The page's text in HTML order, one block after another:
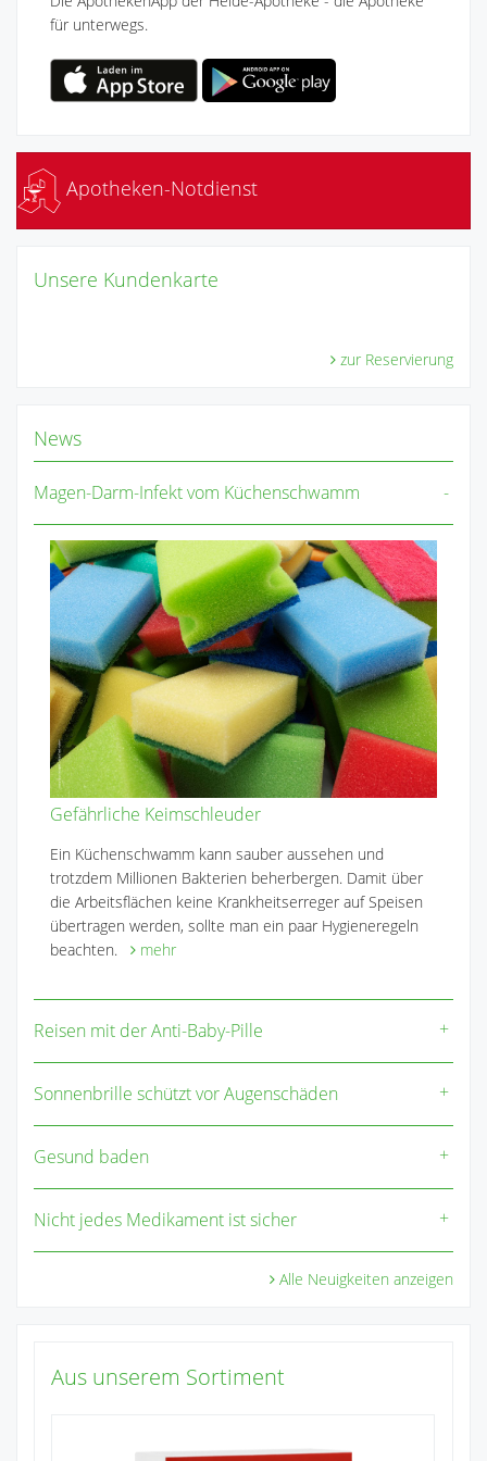
für unterwegs.
Apotheken-Notdienst
Unsere Kundenkarte
zur Reservierung
News
Magen-Darm-Infekt vom Küchenschwamm
Gefährliche Keimschleuder
Ein Küchenschwamm kann sauber aussehen und
trotzdem Millionen Bakterien beherbergen. Damit über
die Arbeitsflächen keine Krankheitserreger auf Speisen
übertragen werden, sollte man ein paar Hygieneregeln
beachten.
mehr
Reisen mit der Anti-Baby-Pille
Sonnenbrille schützt vor Augenschäden
Gesund baden
Nicht jedes Medikament ist sicher
Alle Neuigkeiten anzeigen
Aus unserem Sortiment